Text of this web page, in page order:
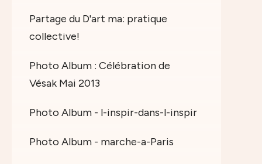
Partage du D'art ma: pratique
collective!
Photo Album : Célébration de
Vésak Mai 2013
Photo Album - l-inspir-dans-l-inspir
Photo Album - marche-a-Paris